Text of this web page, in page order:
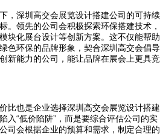
，深圳高交会展览设计搭建公司的可持续
。领先的公司会积极探索环保搭建技术，
块化展台设计等创新方案。这不仅能帮助
色环保的品牌形象，契合深圳高交会倡导
新能力的公司，能让品牌在展会上更具竞
比也是企业选择深圳高交会展览设计搭建
入“低价陷阱”，而是要综合评估公司的实
司会根据企业的预算和需求，制定合理的